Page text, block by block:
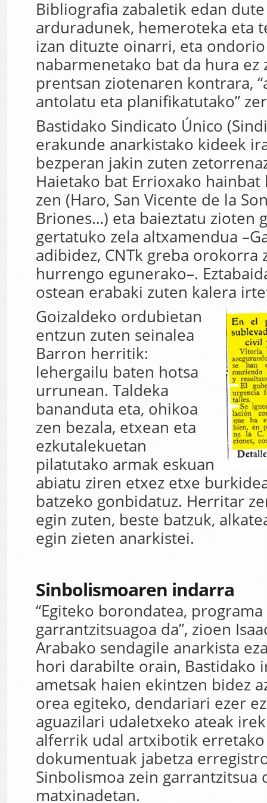
Bibliografia zabaletik edan
arduradunek, hemeroteka eta
izan dituzte oinarri, eta ondorio
nabarmenetako bat da hura ez
prentsan ziotenaren kontrara,
antolatu eta planifikatutako”
Bastidako Sindicato Único
erakunde anarkistako kideek
bezperan jakin zuten
Haietako bat Errioxako
zen (Haro, San Vicente de la
Briones…) eta baieztatu zioten
gertatuko zela altxamendua
adibidez, CNTk greba orokorra
hurrengo egunerako–.
ostean erabaki zuten kalera
Goizaldeko ordubietan
entzun zuten seinalea
Barron herritik:
lehergailu baten hotsa
urrunean. Taldeka
bananduta eta, ohikoa
zen bezala, etxean eta
ezkutalekuetan
pilatutako armak eskuan
abiatu ziren etxez etxe
batzeko gonbidatuz. Herritar
egin zuten, beste batzuk,
egin zieten anarkistei.
Sinbolismoaren indarra
“Egiteko borondatea,
garrantzitsuagoa da”, zioen
Arabako sendagile anarkista
hori darabilte orain, Bastidako
ametsak haien ekintzen bidez
orea egiteko, dendariari ezer
aguazilari udaletxeko ateak
alferrik udal artxibotik
dokumentuak jabetza
Sinbolismoa zein garrantzitsua
matxinadetan.